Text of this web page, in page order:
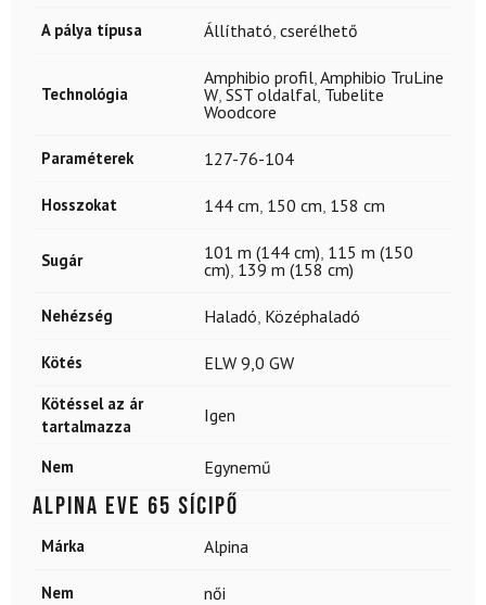
A pálya típusa Állítható cserélhető
Technológia
Amphibio profil Amphibio TruLine
W SST oldalfal Tubelite
Woodcore
Paraméterek 127-76-104
Hosszokat 144 cm 150 cm 158 cm
Sugár 101 m (144 cm) 115 m (150
cm) 139 m (158 cm)
Nehézség Haladó Középhaladó
Kötés ELW 9,0 GW
Kötéssel az ár
tartalmazza
Igen
Nem Egynemű
ALPINA Eve 65 sícipő
Márka Alpina
Nem női